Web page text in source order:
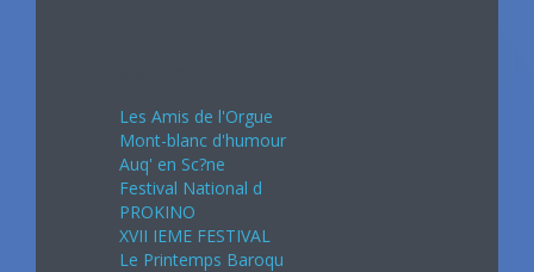
Les Amis de l'Orgue
Mont-blanc d'humour
Auq' en Sc?ne
Festival National d
PROKINO
XVII IEME FESTIVAL
Le Printemps Baroqu